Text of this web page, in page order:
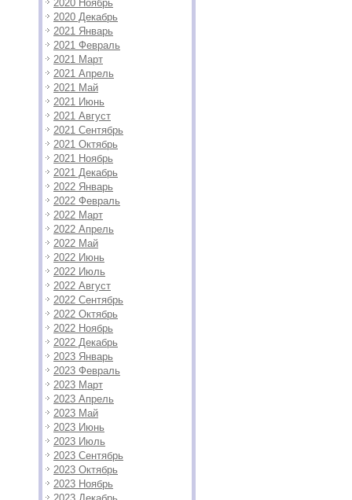
2020 Ноябрь
2020 Декабрь
2021 Январь
2021 Февраль
2021 Март
2021 Апрель
2021 Май
2021 Июнь
2021 Август
2021 Сентябрь
2021 Октябрь
2021 Ноябрь
2021 Декабрь
2022 Январь
2022 Февраль
2022 Март
2022 Апрель
2022 Май
2022 Июнь
2022 Июль
2022 Август
2022 Сентябрь
2022 Октябрь
2022 Ноябрь
2022 Декабрь
2023 Январь
2023 Февраль
2023 Март
2023 Апрель
2023 Май
2023 Июнь
2023 Июль
2023 Сентябрь
2023 Октябрь
2023 Ноябрь